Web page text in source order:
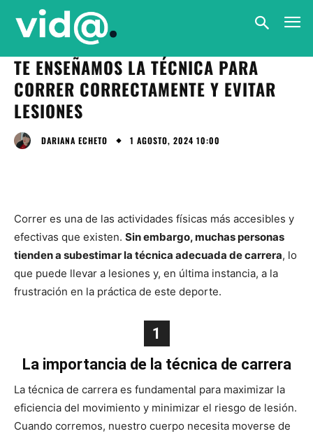
TE ENSEÑAMOS LA TÉCNICA PARA
CORRER CORRECTAMENTE Y EVITAR
LESIONES
DARIANA ECHETO 1 AGOSTO, 2024 10:00
Correr es una de las actividades físicas más accesibles y
efectivas que existen. Sin embargo, muchas personas
tienden a subestimar la técnica adecuada de carrera, lo
que puede llevar a lesiones y, en última instancia, a la
frustración en la práctica de este deporte.
1
La importancia de la técnica de carrera
La técnica de carrera es fundamental para maximizar la
eficiencia del movimiento y minimizar el riesgo de lesión.
Cuando corremos, nuestro cuerpo necesita moverse de